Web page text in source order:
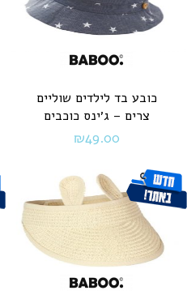
כובע בד לילדים שוליים
צרים – ג׳ינס כוכבים
₪49.00